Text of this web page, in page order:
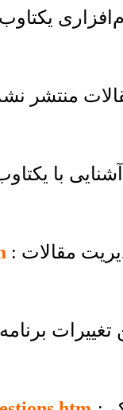
یکتاوب
منتشر
: آشنایی با
مقالات
برنامه